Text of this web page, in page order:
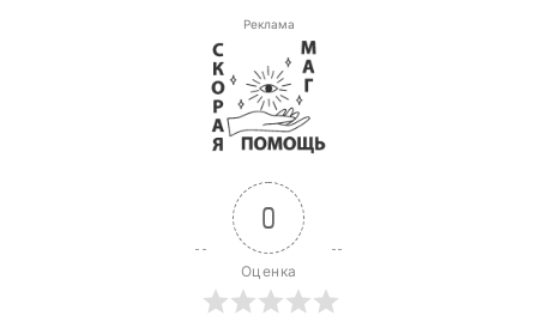
Реклама
0
Оценка